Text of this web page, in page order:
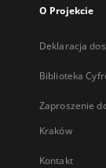
O Projekcie
Deklaracja
Biblioteka
Zaproszenie
Kraków
Kontakt